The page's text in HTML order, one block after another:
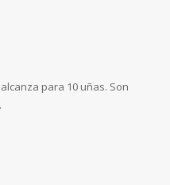
para 10 uñas. Son